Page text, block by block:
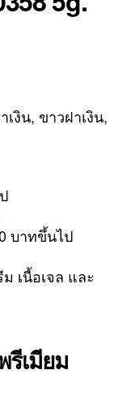
งิน, ขาวฝาเงิน,
บาทขึ้นไป
เนื้อเจล และ
เมียม